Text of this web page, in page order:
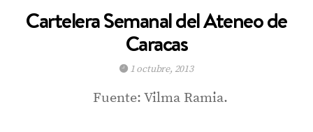
Cartelera Semanal del Ateneo de
Caracas
1 octubre, 2013
Fuente: Vilma Ramia.